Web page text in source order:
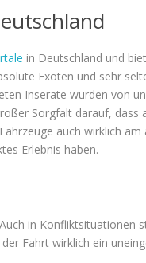
in Deutschland und
Exoten und sehr
Inserate wurden von
Sorgfalt darauf, dass
auch wirklich
Erlebnis haben.
in Konfliktsituationen
Fahrt wirklich ein